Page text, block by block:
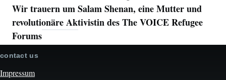
Wir trauern um Salam Shenan, eine Mutter und
revolutionäre Aktivistin des The VOICE Refugee
Forums
contact us
Impressum